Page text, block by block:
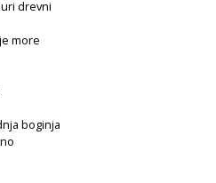
drevni
more
boginja